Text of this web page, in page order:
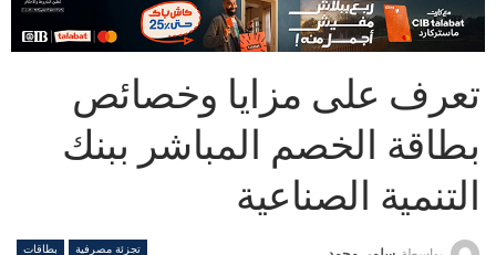
تعرف على مزايا وخصائص
بطاقة الخصم المباشر ببنك
التنمية الصناعية
تجزئة مصرفية بطاقات